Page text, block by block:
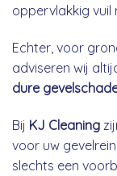
oppervlakkig vuil
Echter, voor
adviseren wij
dure
Bij KJ Cleaning
voor uw
slechts een